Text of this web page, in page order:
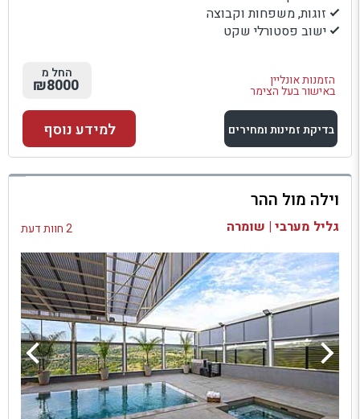
זוגות, משפחות וקבוצה
ישוב פסטורלי שקט
הזמנות אונליין
באישור בעל הצימר
החל מ
₪8000
בדיקת זמינות ומחירים
למתחם זה
בדיקת זמינות ומחירים
למידע נוסף
וילה מול ההר
גליל מערבי | שומרה 2 חוות דעת